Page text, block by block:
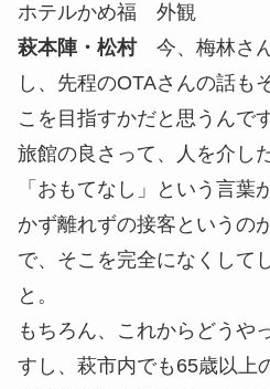
ホテルかめ福 外観
萩本陣・松村 今、梅林さ
し、先程のOTAさんの話も
こを目指すかだと思うんで
旅館の良さって、人を介し
「おもてなし」という言葉
かず離れずの接客というの
で、そこを完全になくして
と。
もちろん、これからどうや
すし、萩市内でも65歳以上